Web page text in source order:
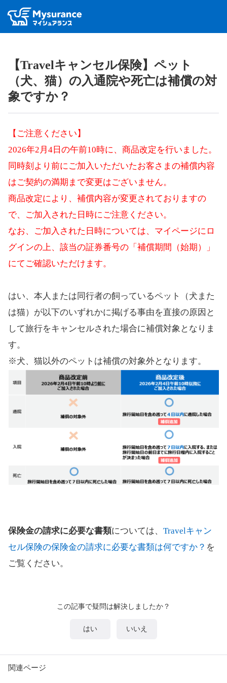
【Travelキャンセル保険】ペット
（犬、猫）の入通院や死亡は補償の対
象ですか？
【ご注意ください】
2026年2月4日の午前10時に、商品改定を行いました。
同時刻より前にご加入いただいたお客さまの補償内容
はご契約の満期まで変更はございません。
商品改定により、補償内容が変更されておりますの
で、ご加入された日時にご注意ください。
なお、ご加入された日時については、マイページにロ
グインの上、該当の証券番号の「補償期間（始期）」
にてご確認いただけます。
はい、本人または同行者の飼っているペット（犬また
は猫）が以下のいずれかに掲げる事由を直接の原因と
して旅行をキャンセルされた場合に補償対象となりま
す。
※犬、猫以外のペットは補償の対象外となります。
保険金の請求に必要な書類については、 Travelキャン
セル保険の保険金の請求に必要な書類は何ですか？ を
ご覧ください。
この記事で疑問は解決しましたか？
はい いいえ
関連ページ